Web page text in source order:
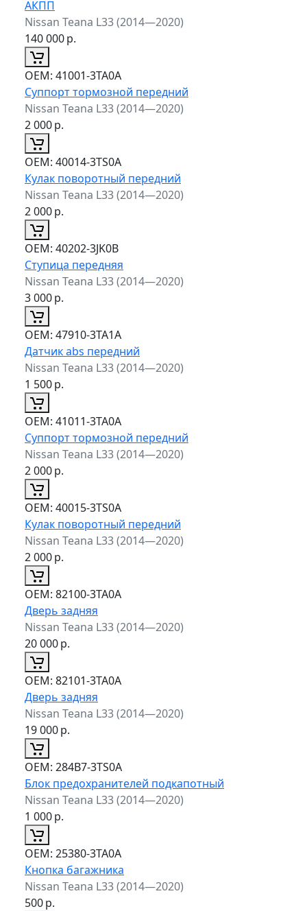
АКПП
Nissan Teana L33 (2014—2020)
140 000р.
ОЕМ: 41001-3TA0A
Суппорт тормозной передний
Nissan Teana L33 (2014—2020)
2 000р.
ОЕМ: 40014-3TS0A
Кулак поворотный передний
Nissan Teana L33 (2014—2020)
2 000р.
ОЕМ: 40202-3JK0B
Ступица передняя
Nissan Teana L33 (2014—2020)
3 000р.
ОЕМ: 47910-3TA1A
Датчик abs передний
Nissan Teana L33 (2014—2020)
1 500р.
ОЕМ: 41011-3TA0A
Суппорт тормозной передний
Nissan Teana L33 (2014—2020)
2 000р.
ОЕМ: 40015-3TS0A
Кулак поворотный передний
Nissan Teana L33 (2014—2020)
2 000р.
ОЕМ: 82100-3TA0A
Дверь задняя
Nissan Teana L33 (2014—2020)
20 000р.
ОЕМ: 82101-3TA0A
Дверь задняя
Nissan Teana L33 (2014—2020)
19 000р.
ОЕМ: 284B7-3TS0A
Блок предохранителей подкапотный
Nissan Teana L33 (2014—2020)
1 000р.
ОЕМ: 25380-3TA0A
Кнопка багажника
Nissan Teana L33 (2014—2020)
500р.